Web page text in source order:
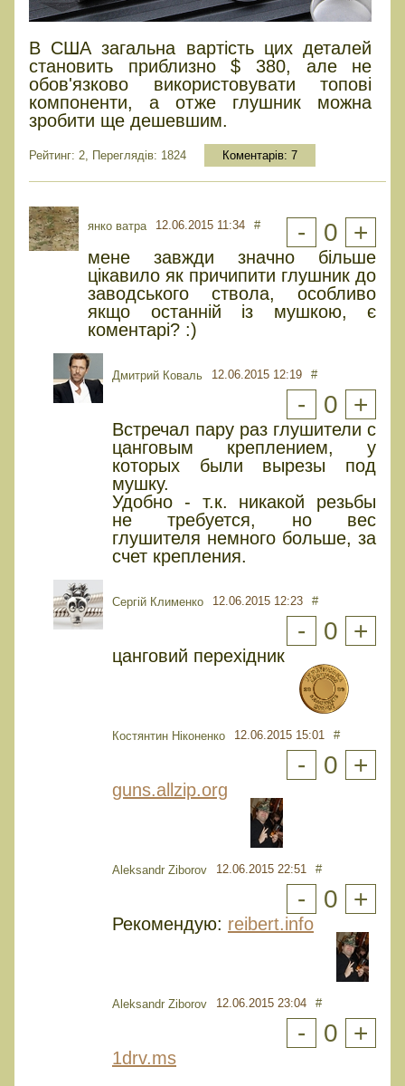
В США загальна вартість цих деталей
становить приблизно $ 380, але не
обов'язково використовувати топові
компоненти, а отже глушник можна
зробити ще дешевшим.
Рейтинг: 2, Переглядів: 1824 Коментарів: 7
янко ватра 12.06.2015 11:34 # - 0 +
мене завжди значно більше
цікавило як причипити глушник до
заводського ствола, особливо
якщо останній із мушкою, є
коментарі? :)
Дмитрий Коваль 12.06.2015 12:19 #
- 0 +
Встречал пару раз глушители с
цанговым креплением, у
которых были вырезы под
мушку.
Удобно - т.к. никакой резьбы
не требуется, но вес
глушителя немного больше, за
счет крепления.
Сергій Клименко 12.06.2015 12:23 #
- 0 +
цанговий перехідник
Костянтин Ніконенко 12.06.2015 15:01 #
- 0 +
guns.allzip.org
Aleksandr Ziborov 12.06.2015 22:51 #
- 0 +
Рекомендую: reibert.info
Aleksandr Ziborov 12.06.2015 23:04 #
- 0 +
1drv.ms